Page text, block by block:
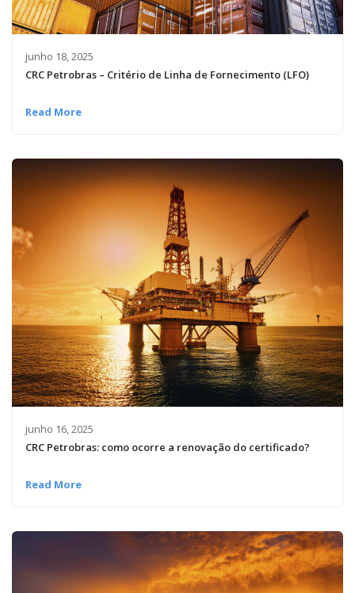
junho 18, 2025
CRC Petrobras – Critério de Linha de Fornecimento (LFO)
Read More
junho 16, 2025
CRC Petrobras: como ocorre a renovação do certificado?
Read More